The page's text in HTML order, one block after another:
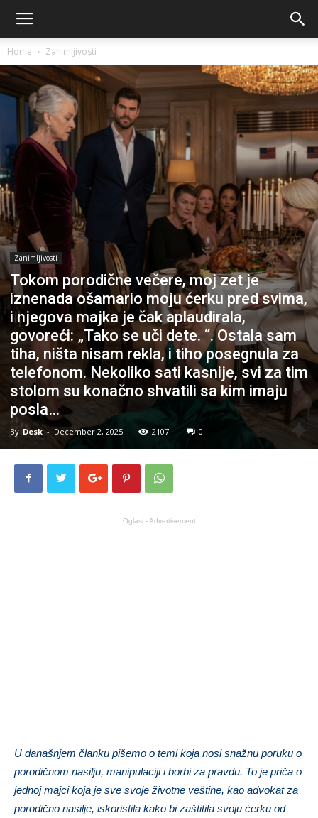
Home Zanimljivosti
Zanimljivosti
Tokom porodične večere, moj zet je
iznenada ošamario moju ćerku pred svima,
i njegova majka je čak aplaudirala,
govoreći: „Tako se uči dete. “. Ostala sam
tiha, ništa nisam rekla, i tiho posegnula za
telefonom. Nekoliko sati kasnije, svi za tim
stolom su konačno shvatili sa kim imaju
posla…
By Desk - December 2, 2025 2107 0
Oglasi - Advertisement
U današnjem članku pišemo o temi koja nosi snažnu poruku o
porodičnom nasilju, manipulaciji i borbi za pravdu. To je priča o
jednoj majci koja je sve svoje životne veštine, kao advokat za
porodično nasilje, iskoristila kako bi zaštitila svoju ćerku od